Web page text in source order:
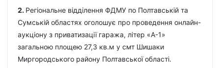
2. Регіональне відділення ФДМУ по Полтавській та
Сумській областях оголошує про проведення онлайн-
аукціону з приватизації гаража, літер «А-1»
загальною площею 27,3 кв.м у смт Шишаки
Миргородського району Полтавської області.